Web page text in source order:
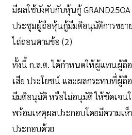
มีผลใช้บังคับกับหุ้นกู้ GRAND25OA
ประชุมผู้ถือหุ้นกู้มีมติอนุมัติการขยา
ไถ่ถอนตามข้อ (2)
ทั้งนี้ ก.ล.ต. ได้กำหนดให้ผู้แทนผู้ถื
เสีย ประโยชน์ และผลกระทบที่ผู้ถื
มีมติอนุมัติ หรือไม่อนุมัติ ให้ชัดเจน
พร้อมเหตุผลประกอบโดยมีความ
ประกอบด้วย